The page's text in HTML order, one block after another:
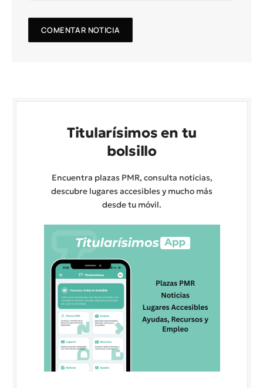
Titularísimos en tu
bolsillo
Encuentra plazas PMR, consulta noticias,
descubre lugares accesibles y mucho más
desde tu móvil.